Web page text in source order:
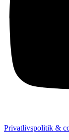
Privatlivspolitik &